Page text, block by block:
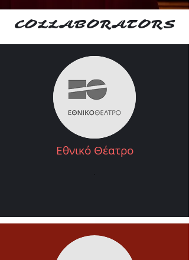
COLLABORATORS
Εθνικό Θέατρο
.